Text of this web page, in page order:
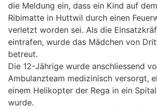
die Meldung ein, dass ein Kind auf
Ribimatte in Huttwil durch einen
verletzt worden sei. Als die
eintrafen, wurde das Mädchen von
betreut.
Die 12-Jährige wurde anschliessend
Ambulanzteam medizinisch versorgt,
einem Helikopter der Rega in ein
wurde.